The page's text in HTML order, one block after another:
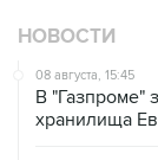
НОВОСТИ
08 августа, 15:45
В "Газпроме"
хранилища